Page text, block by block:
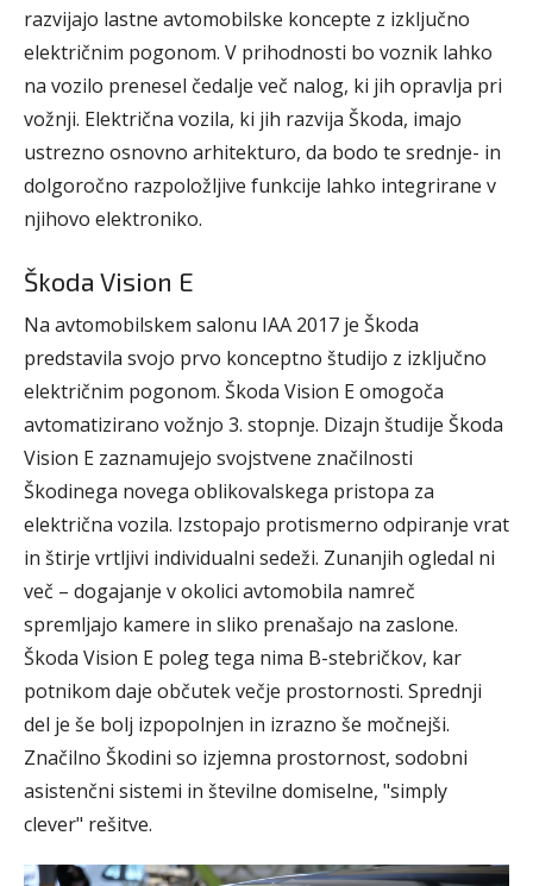
razvijajo lastne avtomobilske koncepte z izključno
električnim pogonom. V prihodnosti bo voznik lahko
na vozilo prenesel čedalje več nalog, ki jih opravlja pri
vožnji. Električna vozila, ki jih razvija Škoda, imajo
ustrezno osnovno arhitekturo, da bodo te srednje- in
dolgoročno razpoložljive funkcije lahko integrirane v
njihovo elektroniko.
Škoda Vision E
Na avtomobilskem salonu IAA 2017 je Škoda
predstavila svojo prvo konceptno študijo z izključno
električnim pogonom. Škoda Vision E omogoča
avtomatizirano vožnjo 3. stopnje. Dizajn študije Škoda
Vision E zaznamujejo svojstvene značilnosti
Škodinega novega oblikovalskega pristopa za
električna vozila. Izstopajo protismerno odpiranje vrat
in štirje vrtljivi individualni sedeži. Zunanjih ogledal ni
več – dogajanje v okolici avtomobila namreč
spremljajo kamere in sliko prenašajo na zaslone.
Škoda Vision E poleg tega nima B-stebričkov, kar
potnikom daje občutek večje prostornosti. Sprednji
del je še bolj izpopolnjen in izrazno še močnejši.
Značilno Škodini so izjemna prostornost, sodobni
asistenčni sistemi in številne domiselne, "simply
clever" rešitve.